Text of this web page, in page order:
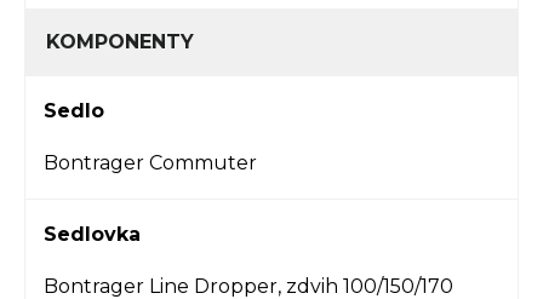
KOMPONENTY
Sedlo
Bontrager Commuter
Sedlovka
Bontrager Line Dropper, zdvih 100/150/170